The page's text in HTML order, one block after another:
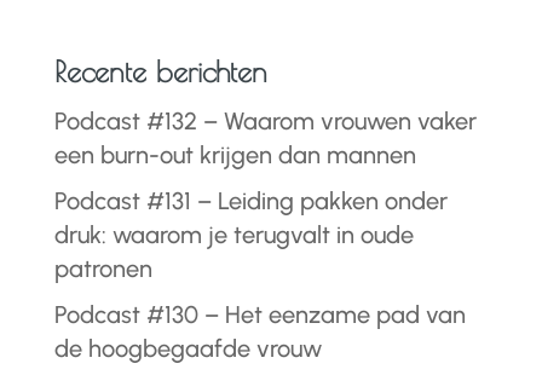
Recente berichten
Podcast #132 – Waarom vrouwen vaker
een burn-out krijgen dan mannen
Podcast #131 – Leiding pakken onder
druk: waarom je terugvalt in oude
patronen
Podcast #130 – Het eenzame pad van
de hoogbegaafde vrouw